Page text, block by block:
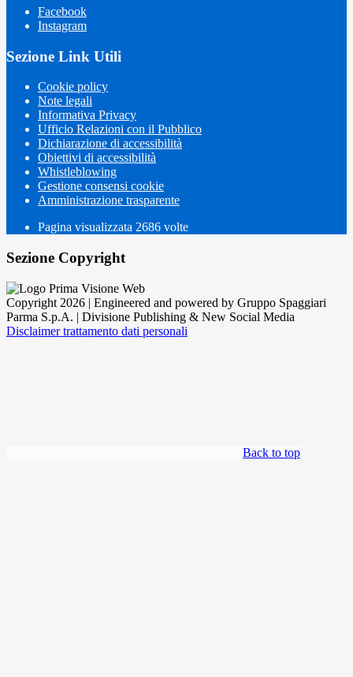
Facebook
Instagram
Sezione Link Utili
Cookie policy
Note legali
Informativa Privacy
Ufficio Relazioni con il Pubblico
Dichiarazione di accessibilità
Obiettivi di accessibilità
Whistleblowing
Gestione consensi cookie
Amministrazione trasparente
Pagina visualizzata 2686 volte
Sezione Copyright
Copyright 2026 | Engineered and powered by Gruppo Spaggiari
Parma S.p.A. | Divisione Publishing & New Social Media
Disclaimer trattamento dati personali
Back to top